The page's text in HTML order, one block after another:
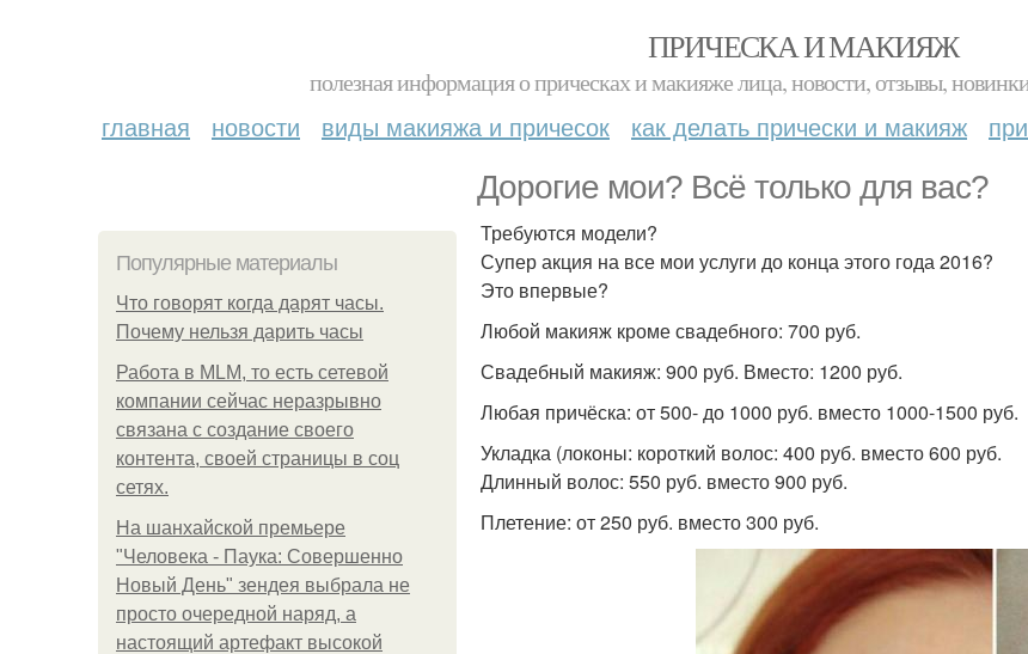
ПРИЧЕСКА И МАКИЯЖ
полезная информация о прическах и макияже лица, новости, отзывы,
главная новости виды макияжа и причесок как делать прически и макияж
Дорогие мои? Всё только для вас?
Популярные материалы
Что говорят когда дарят часы.
Почему нельзя дарить часы
Работа в MLM, то есть сетевой
компании сейчас неразрывно
связана с создание своего
контента, своей страницы в соц
сетях.
На шанхайской премьере
"Человека - Паука: Совершенно
Новый День" зендея выбрала не
просто очередной наряд, а
настоящий артефакт высокой
Требуются модели?
Супер акция на все мои услуги до конца этого года 2016?
Это впервые?
Любой макияж кроме свадебного: 700 руб.
Свадебный макияж: 900 руб. Вместо: 1200 руб.
Любая причёска: от 500- до 1000 руб. вместо 1000-1500 руб.
Укладка (локоны: короткий волос: 400 руб. вместо 600 руб.
Длинный волос: 550 руб. вместо 900 руб.
Плетение: от 250 руб. вместо 300 руб.